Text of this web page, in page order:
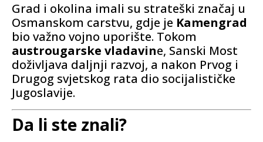
Grad i okolina imali su strateški značaj u
Osmanskom carstvu, gdje je Kamengrad
bio važno vojno uporište. Tokom
austrougarske vladavine, Sanski Most
doživljava daljnji razvoj, a nakon Prvog i
Drugog svjetskog rata dio socijalističke
Jugoslavije.
Da li ste znali?